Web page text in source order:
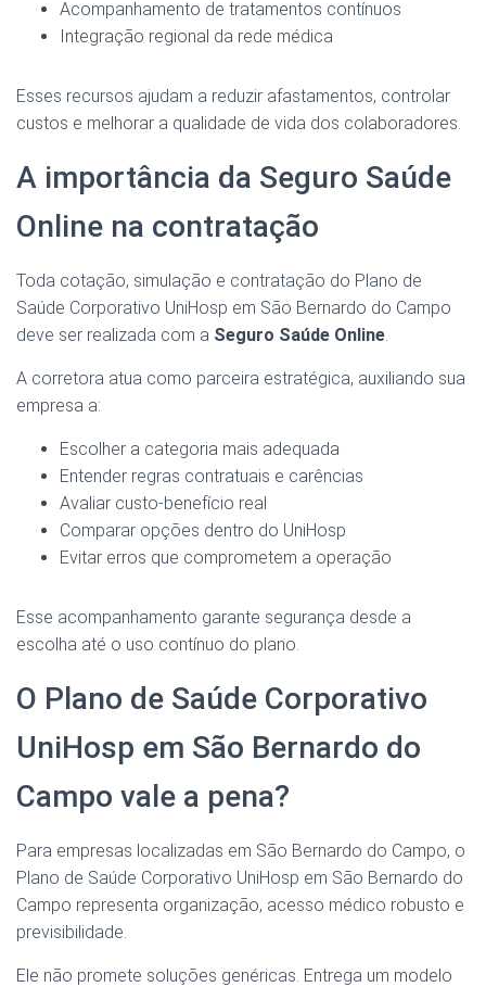
Acompanhamento de tratamentos contínuos
Integração regional da rede médica
Esses recursos ajudam a reduzir afastamentos, controlar
custos e melhorar a qualidade de vida dos colaboradores.
A importância da Seguro Saúde
Online na contratação
Toda cotação, simulação e contratação do Plano de
Saúde Corporativo UniHosp em São Bernardo do Campo
deve ser realizada com a Seguro Saúde Online.
A corretora atua como parceira estratégica, auxiliando sua
empresa a:
Escolher a categoria mais adequada
Entender regras contratuais e carências
Avaliar custo-benefício real
Comparar opções dentro do UniHosp
Evitar erros que comprometem a operação
Esse acompanhamento garante segurança desde a
escolha até o uso contínuo do plano.
O Plano de Saúde Corporativo
UniHosp em São Bernardo do
Campo vale a pena?
Para empresas localizadas em São Bernardo do Campo, o
Plano de Saúde Corporativo UniHosp em São Bernardo do
Campo representa organização, acesso médico robusto e
previsibilidade.
Ele não promete soluções genéricas. Entrega um modelo